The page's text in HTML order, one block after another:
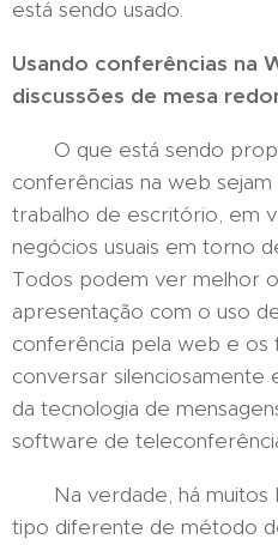
está sendo usado.
Usando conferências na
discussões de mesa
O que está sendo
conferências na web sejam
trabalho de escritório, em
negócios usuais em torno
Todos podem ver melhor
apresentação com o uso
conferência pela web e os
conversar
da tecnologia de
software de
Na verdade, há muitos
tipo diferente de método